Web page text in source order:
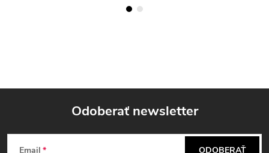
Z
Odoberať newsletter
Email ODOBERAŤ